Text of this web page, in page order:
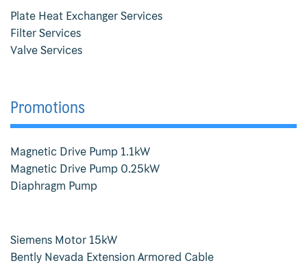
Hisaka
Kaneko
Motoyama Safety Relief Valves
Gas Turbine Power Plant
Temperature Control Valve and Automatic Controller
WISE Pressure Gauge
Plate Heat Exchanger Services
Filter Services
Valve Services
Promotions
Magnetic Drive Pump 1.1kW
Magnetic Drive Pump 0.25kW
Diaphragm Pump
Siemens Motor 15kW
Bently Nevada Extension Armored Cable